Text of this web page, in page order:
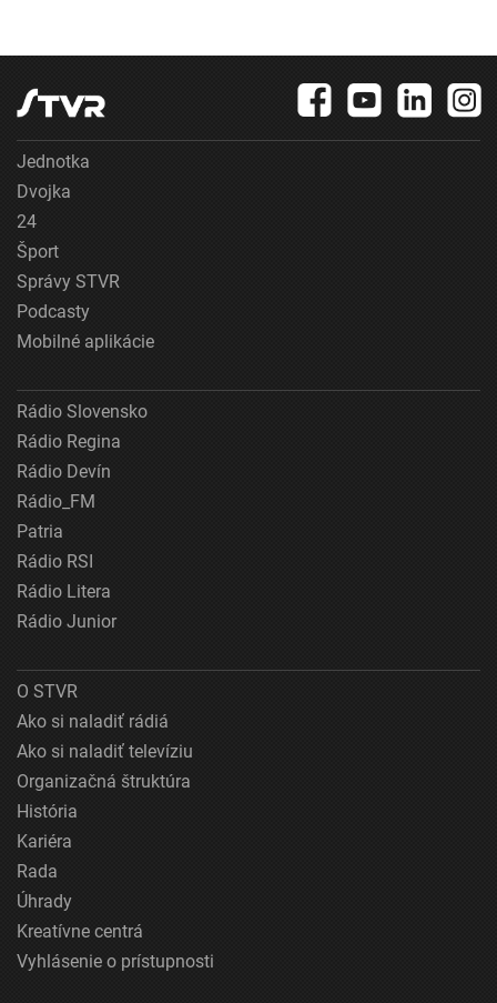
Jednotka
Dvojka
24
Šport
Správy STVR
Podcasty
Mobilné aplikácie
Rádio Slovensko
Rádio Regina
Rádio Devín
Rádio_FM
Patria
Rádio RSI
Rádio Litera
Rádio Junior
O STVR
Ako si naladiť rádiá
Ako si naladiť televíziu
Organizačná štruktúra
História
Kariéra
Rada
Úhrady
Kreatívne centrá
Vyhlásenie o prístupnosti